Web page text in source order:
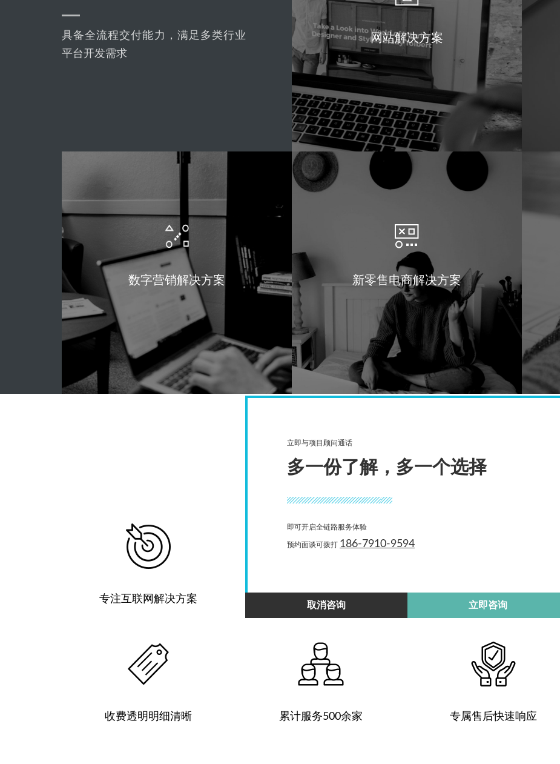
具备全流程交付能力，满足多类行业
平台开发需求
网站解决方案
数字营销解决方案 新零售电商解决方案
全流程八项服务保障，支撑企业数字化建设
以成熟交付体系，持续服务江西本土企业
专注互联网解决方案 专属定制开发服务 多终端响应适配
收费透明明细清晰 累计服务500余家 专属售后快速响应
立即与项目顾问通话
多一份了解，多一个选择
即可开启全链路服务体验
预约面谈可拨打 186-7910-9594
取消咨询 立即咨询